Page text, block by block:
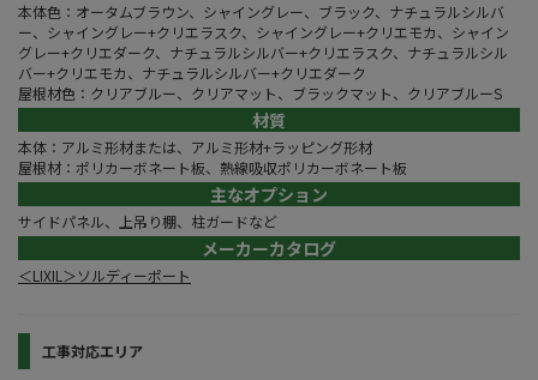
本体色：オータムブラウン、シャイングレー、ブラック、ナチュラルシルバ
ー、シャイングレー+クリエラスク、シャイングレー+クリエモカ、シャイン
グレー+クリエダーク、ナチュラルシルバー+クリエラスク、ナチュラルシル
バー+クリエモカ、ナチュラルシルバー+クリエダーク
屋根材色：クリアブルー、クリアマット、ブラックマット、クリアブルーS
材質
本体：アルミ形材または、アルミ形材+ラッピング形材
屋根材：ポリカーボネート板、熱線吸収ポリカーボネート板
主なオプション
サイドパネル、上吊り棚、柱ガードなど
メーカーカタログ
＜LIXIL＞ソルディーポート
工事対応エリア